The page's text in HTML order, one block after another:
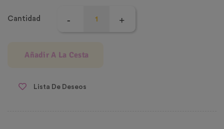
Cantidad
Añadir A La Cesta
Lista De Deseos